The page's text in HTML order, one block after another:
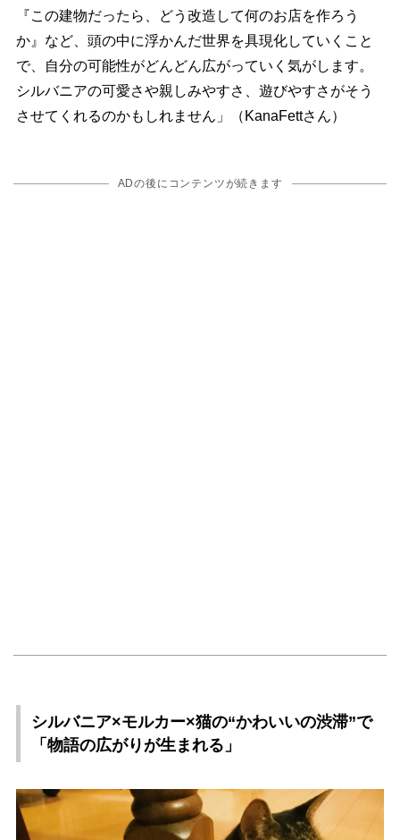
『この建物だったら、どう改造して何のお店を作ろう
か』など、頭の中に浮かんだ世界を具現化していくこと
で、自分の可能性がどんどん広がっていく気がします。
シルバニアの可愛さや親しみやすさ、遊びやすさがそう
させてくれるのかもしれません」（KanaFettさん）
ADの後にコンテンツが続きます
シルバニア×モルカー×猫の“かわいいの渋滞”で
「物語の広がりが生まれる」